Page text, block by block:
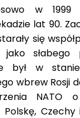
w 1999
lat 90.
się
był w stanie
wbrew Rosji
NATO
Polskę,